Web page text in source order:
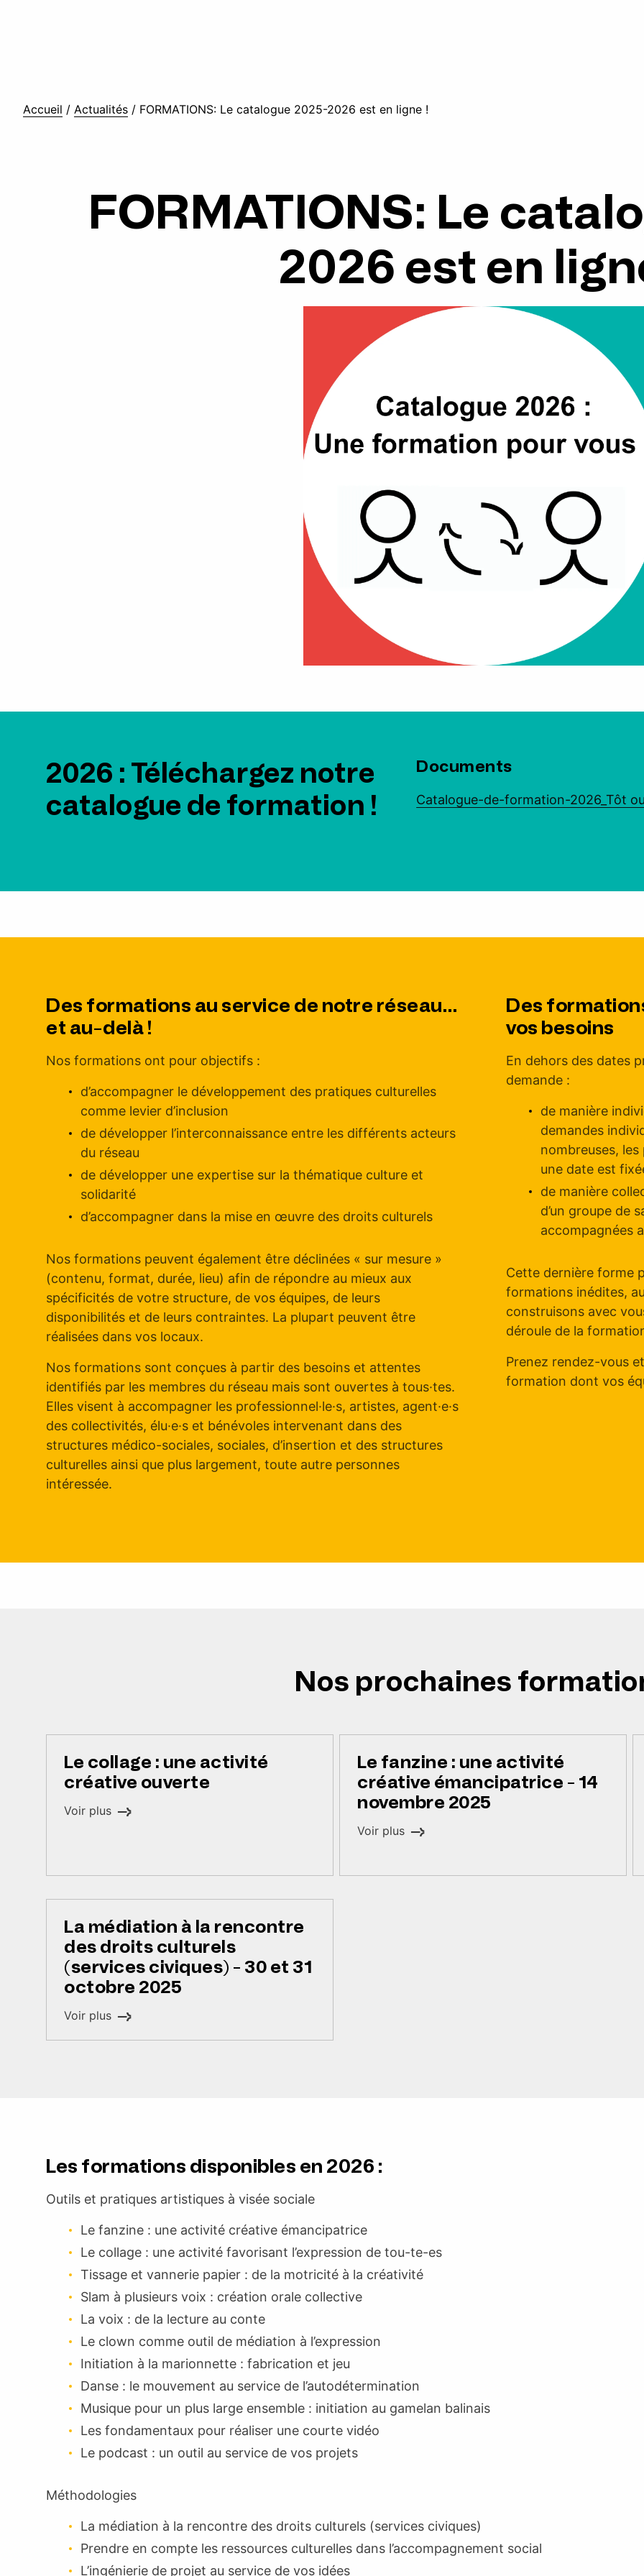
Accueil / Actualités / FORMATIONS: Le catalogue 2025-2026 est en ligne !
FORMATIONS: Le
2026 est en
2026 : Téléchargez notre
catalogue de formation !
Documents
Catalogue-de-formation-2026_Tôt
Des formations au service de notre réseau…
et au-delà !
Nos formations ont pour objectifs :
d’accompagner le développement des pratiques culturelles
comme levier d’inclusion
de développer l’interconnaissance entre les différents acteurs
du réseau
de développer une expertise sur la thématique culture et
solidarité
d’accompagner dans la mise en œuvre des droits culturels
Nos formations peuvent également être déclinées « sur mesure »
(contenu, format, durée, lieu) afin de répondre au mieux aux
spécificités de votre structure, de vos équipes, de leurs
disponibilités et de leurs contraintes. La plupart peuvent être
réalisées dans vos locaux.
Nos formations sont conçues à partir des besoins et attentes
identifiés par les membres du réseau mais sont ouvertes à tous·tes.
Elles visent à accompagner les professionnel·le·s, artistes, agent·e·s
des collectivités, élu·e·s et bénévoles intervenant dans des
structures médico-sociales, sociales, d’insertion et des structures
culturelles ainsi que plus largement, toute autre personnes
intéressée.
Des
vos besoins
En dehors des dates
demande :
de manière
demandes
nombreuses,
une date est
de manière
d’un groupe de
accompagnées
Cette dernière forme
formations inédites,
construisons avec
déroule de la
Prenez rendez-vous
formation dont vos
Nos prochaines
Le collage : une activité
créative ouverte
Voir plus
Le fanzine : une activité
créative émancipatrice - 14
novembre 2025
Voir plus
La médiation à la rencontre
des droits culturels
(services civiques) - 30 et 31
octobre 2025
Voir plus
Les formations disponibles en 2026 :
Outils et pratiques artistiques à visée sociale
Le fanzine : une activité créative émancipatrice
Le collage : une activité favorisant l’expression de tou-te-es
Tissage et vannerie papier : de la motricité à la créativité
Slam à plusieurs voix : création orale collective
La voix : de la lecture au conte
Le clown comme outil de médiation à l’expression
Initiation à la marionnette : fabrication et jeu
Danse : le mouvement au service de l’autodétermination
Musique pour un plus large ensemble : initiation au gamelan balinais
Les fondamentaux pour réaliser une courte vidéo
Le podcast : un outil au service de vos projets
Méthodologies
La médiation à la rencontre des droits culturels (services civiques)
Prendre en compte les ressources culturelles dans l’accompagnement social
L’ingénierie de projet au service de vos idées